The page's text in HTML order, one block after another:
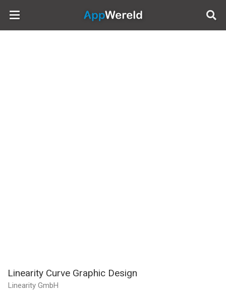
AppWereld
Linearity Curve Graphic Design
Linearity GmbH